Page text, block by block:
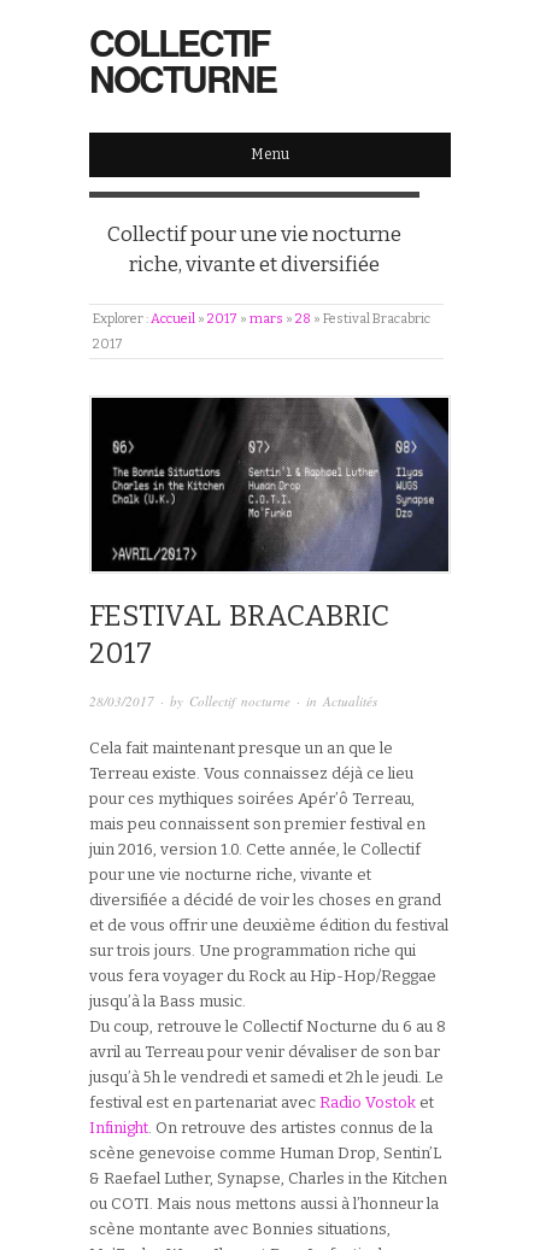
COLLECTIF
NOCTURNE
Menu
Collectif pour une vie nocturne
riche, vivante et diversifiée
Explorer :Accueil » 2017 » mars » 28 » Festival Bracabric
2017
FESTIVAL BRACABRIC
2017
28/03/2017 · by Collectif nocturne · in Actualités
Cela fait maintenant presque un an que le
Terreau existe. Vous connaissez déjà ce lieu
pour ces mythiques soirées Apér’ô Terreau,
mais peu connaissent son premier festival en
juin 2016, version 1.0. Cette année, le Collectif
pour une vie nocturne riche, vivante et
diversifiée a décidé de voir les choses en grand
et de vous offrir une deuxième édition du festival
sur trois jours. Une programmation riche qui
vous fera voyager du Rock au Hip-Hop/Reggae
jusqu’à la Bass music.
Du coup, retrouve le Collectif Nocturne du 6 au 8
avril au Terreau pour venir dévaliser de son bar
jusqu’à 5h le vendredi et samedi et 2h le jeudi. Le
festival est en partenariat avec Radio Vostok et
Infinight . On retrouve des artistes connus de la
scène genevoise comme Human Drop, Sentin’L
& Raefael Luther, Synapse, Charles in the Kitchen
ou COTI. Mais nous mettons aussi à l’honneur la
scène montante avec Bonnies situations,